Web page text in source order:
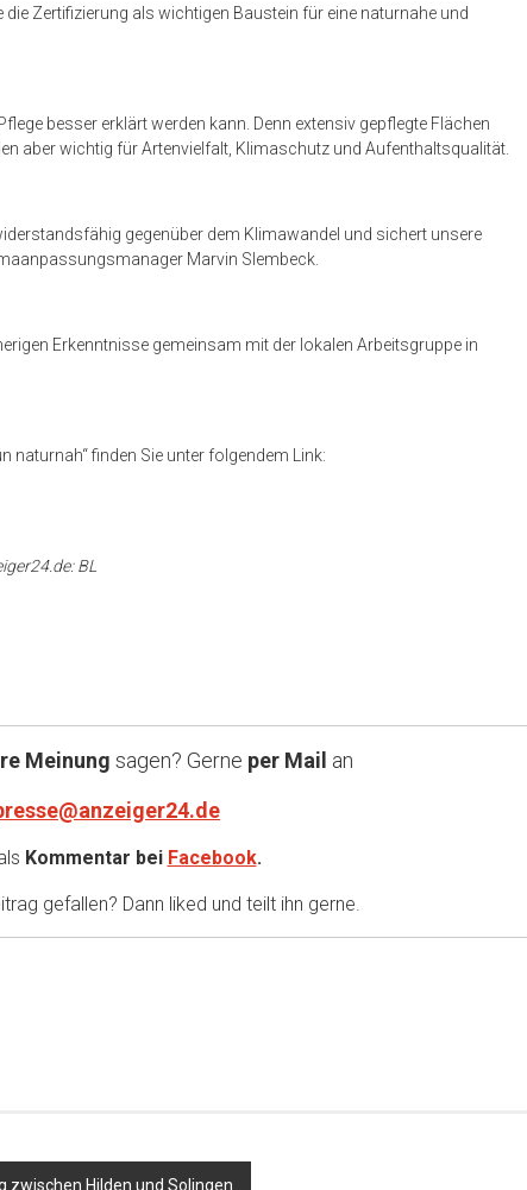
Zertifizierung als wichtigen Baustein für eine naturnahe und
besser erklärt werden kann. Denn extensiv gepflegte Flächen
aber wichtig für Artenvielfalt, Klimaschutz und Aufenthaltsqualität.
gegenüber dem Klimawandel und sichert unsere
Marvin Slembeck.
Erkenntnisse gemeinsam mit der lokalen Arbeitsgruppe in
naturnah“ finden Sie unter folgendem Link:
BL
Meinung sagen? Gerne per Mail an
Kommentar bei Facebook.
gefallen? Dann liked und teilt ihn gerne.
zwischen Hilden und Solingen